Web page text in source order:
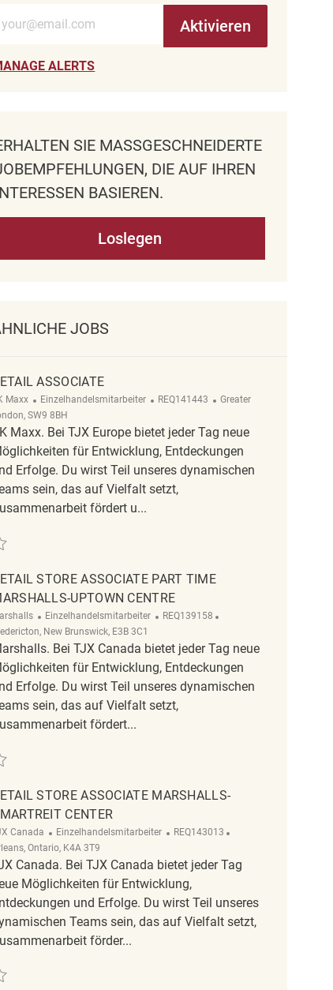
Mail-Adresse eingeben (erforderlich)
Aktivieren
ALERTS
SIE MASSGESCHNEIDERTE J
DIE AUF IHREN I
BASIEREN.
Loslegen
JOBS
ASSOCIATE
Maxx Kategorie
Einzelhandelsmitarbeiter ReqId
REQ141443 Ort
Greater
SW9 8BH
Maxx. Bei TJX Europe bietet jeder Tag neue
für Entwicklung, Entdeckungen
Erfolge. Du wirst Teil unseres dynamischen
sein, das auf Vielfalt setzt,
fördert u...
Retten Retail Associate REQ141443
STORE ASSOCIATE PART TIME
UPTOWN CENTRE
Kategorie
Einzelhandelsmitarbeiter ReqId
REQ139158
New Brunswick, E3B 3C1
Bei TJX Canada bietet jeder Tag neue
für Entwicklung, Entdeckungen
Erfolge. Du wirst Teil unseres dynamischen
sein, das auf Vielfalt setzt,
fördert...
STORE ASSOCIATE MARSHALLS-
CENTER
Canada Kategorie
Einzelhandelsmitarbeiter ReqId
REQ143013
Ontario, K4A 3T9
Canada. Bei TJX Canada bietet jeder Tag
Möglichkeiten für Entwicklung,
und Erfolge. Du wirst Teil unseres
Teams sein, das auf Vielfalt setzt,
förder...
Retten Retail Store Associate Marshalls- SmartReit Center REQ143013